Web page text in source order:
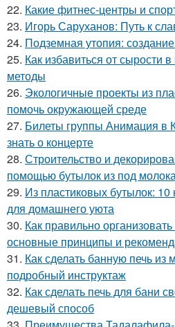
22. Какие фитнес-центры и
23. Игорь Саруханов: Путь к
24. Подземная утопия:
25. Как избавиться от сырости
методы
26. Экологичные проекты из
помочь окружающей среде
27. Билеты группы Анимация в
знать о концерте
28. Строительство и
помощью бутылок из под
29. Из пластиковых бутылок:
для домашнего уюта
30. Как правильно
основные принципы и
31. Как сделать банную печь из
подробный инструктаж
32. Как сделать печь для бани
дешевый способ